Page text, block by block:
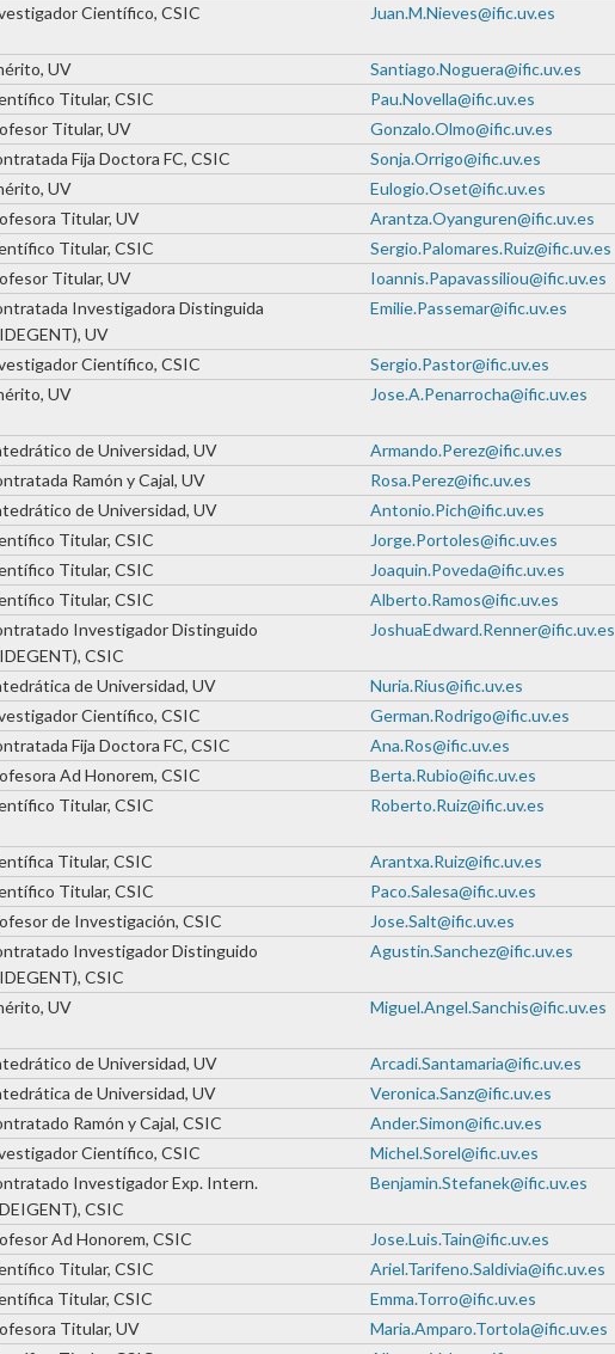
Científico, CSIC Juan.M.Nieves@ific.uv.es
UV Santiago.Noguera@ific.uv.es
Titular, CSIC Pau.Novella@ific.uv.es
Titular, UV Gonzalo.Olmo@ific.uv.es
Fija Doctora FC, CSIC Sonja.Orrigo@ific.uv.es
UV Eulogio.Oset@ific.uv.es
Titular, UV Arantza.Oyanguren@ific.uv.es
Titular, CSIC Sergio.Palomares.Ruiz@ific.uv.es
Titular, UV Ioannis.Papavassiliou@ific.uv.es
Investigadora Distinguida
UV
Emilie.Passemar@ific.uv.es
Científico, CSIC Sergio.Pastor@ific.uv.es
UV Jose.A.Penarrocha@ific.uv.es
de Universidad, UV Armando.Perez@ific.uv.es
Ramón y Cajal, UV Rosa.Perez@ific.uv.es
de Universidad, UV Antonio.Pich@ific.uv.es
Titular, CSIC Jorge.Portoles@ific.uv.es
Titular, CSIC Joaquin.Poveda@ific.uv.es
Titular, CSIC Alberto.Ramos@ific.uv.es
Investigador Distinguido
CSIC
JoshuaEdward.Renner@ific.uv.es
de Universidad, UV Nuria.Rius@ific.uv.es
Científico, CSIC German.Rodrigo@ific.uv.es
Fija Doctora FC, CSIC Ana.Ros@ific.uv.es
Ad Honorem, CSIC Berta.Rubio@ific.uv.es
Titular, CSIC Roberto.Ruiz@ific.uv.es
Titular, CSIC Arantxa.Ruiz@ific.uv.es
Titular, CSIC Paco.Salesa@ific.uv.es
de Investigación, CSIC Jose.Salt@ific.uv.es
Investigador Distinguido
CSIC
Agustin.Sanchez@ific.uv.es
UV Miguel.Angel.Sanchis@ific.uv.es
de Universidad, UV Arcadi.Santamaria@ific.uv.es
de Universidad, UV Veronica.Sanz@ific.uv.es
Ramón y Cajal, CSIC Ander.Simon@ific.uv.es
Científico, CSIC Michel.Sorel@ific.uv.es
Investigador Exp. Intern.
CSIC
Benjamin.Stefanek@ific.uv.es
Ad Honorem, CSIC Jose.Luis.Tain@ific.uv.es
Titular, CSIC Ariel.Tarifeno.Saldivia@ific.uv.es
Titular, CSIC Emma.Torro@ific.uv.es
Titular, UV Maria.Amparo.Tortola@ific.uv.es